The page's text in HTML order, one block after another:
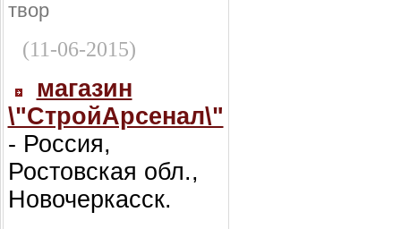
твор
(11-06-2015)
магазин
\"СтройАрсенал\"
- Россия,
Ростовская обл.,
Новочеркасск.